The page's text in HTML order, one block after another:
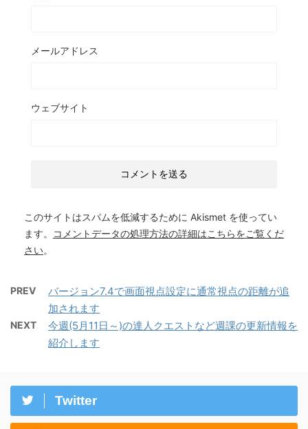
メールアドレス
ウェブサイト
このサイトはスパムを低減するために Akismet を使ってい
ます。
コメントデータの処理方法の詳細はこちらをご覧くだ
さい。
PREV
バージョン7.4で画面視点設定に通常視点の距離が追
加されます
NEXT
今週(5月11日～)の達人クエストなど週課の更新情報を
紹介します
Twitter